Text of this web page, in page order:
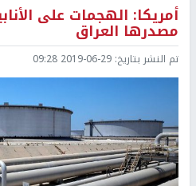
أمريكا: الهجمات على
مصدرها العراق
تم النشر بتاريخ: 2019-06-29 09:28